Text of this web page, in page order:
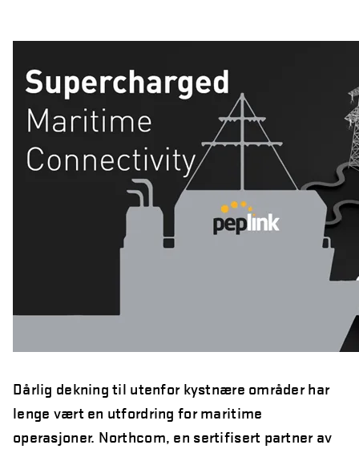
Oppdatering fra Team Northcom
Northcom News #5
Northcom vant ny rammeavtale med HDO
Northcom vant rammeavtale med NKS110
Northcom deltar på DALO Industry Days 2024
Dårlig dekning til utenfor kystnære områder har
lenge vært en utfordring for maritime
operasjoner. Northcom, en sertifisert partner av